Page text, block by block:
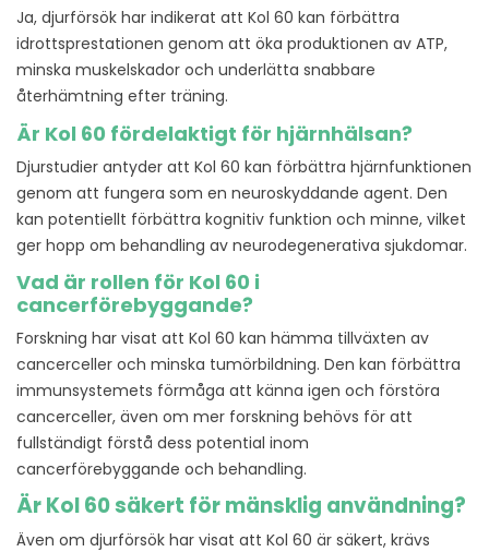
Ja, djurförsök har indikerat att Kol 60 kan förbättra
idrottsprestationen genom att öka produktionen av ATP,
minska muskelskador och underlätta snabbare
återhämtning efter träning.
Är Kol 60 fördelaktigt för hjärnhälsan?
Djurstudier antyder att Kol 60 kan förbättra hjärnfunktionen
genom att fungera som en neuroskyddande agent. Den
kan potentiellt förbättra kognitiv funktion och minne, vilket
ger hopp om behandling av neurodegenerativa sjukdomar.
Vad är rollen för Kol 60 i
cancerförebyggande?
Forskning har visat att Kol 60 kan hämma tillväxten av
cancerceller och minska tumörbildning. Den kan förbättra
immunsystemets förmåga att känna igen och förstöra
cancerceller, även om mer forskning behövs för att
fullständigt förstå dess potential inom
cancerförebyggande och behandling.
Är Kol 60 säkert för mänsklig användning?
Även om djurförsök har visat att Kol 60 är säkert, krävs